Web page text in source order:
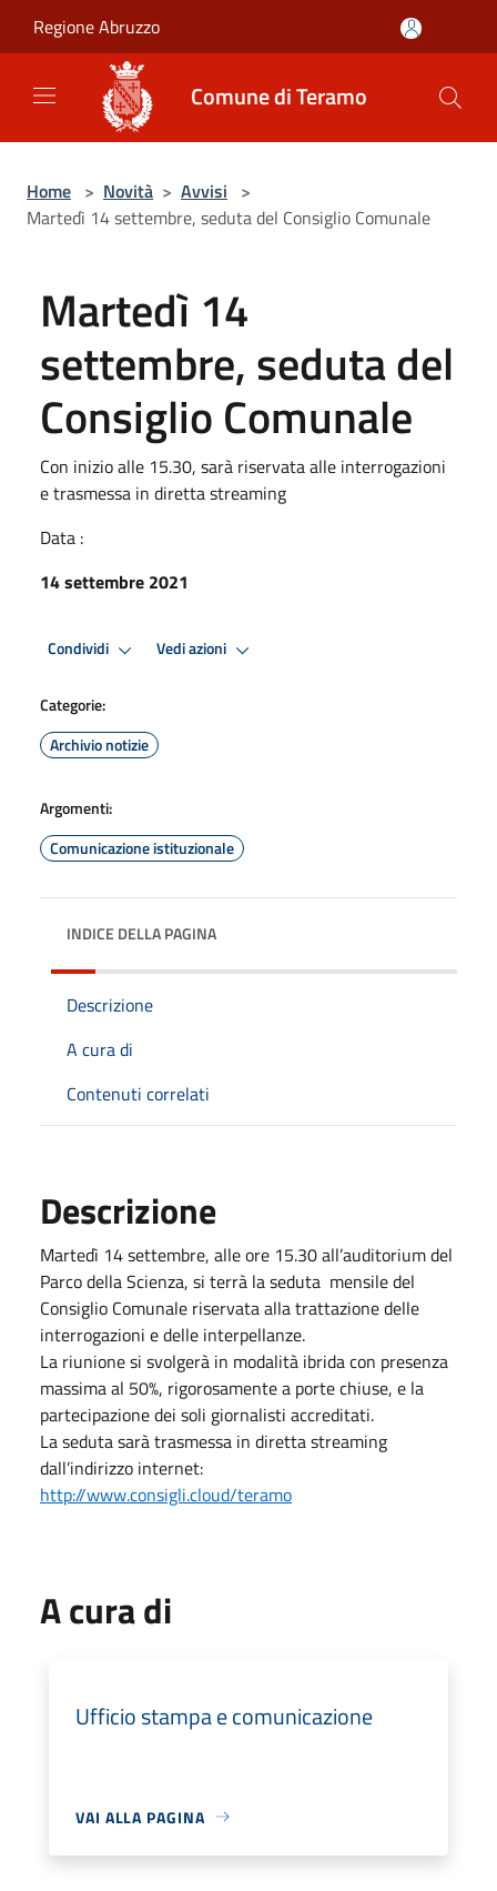
Regione Abruzzo
Comune di Teramo
Home > Novità > Avvisi >
Martedì 14 settembre, seduta del Consiglio Comunale
Martedì 14
settembre, seduta del
Consiglio Comunale
Con inizio alle 15.30, sarà riservata alle interrogazioni
e trasmessa in diretta streaming
Data :
14 settembre 2021
Condividi Vedi azioni
Categorie:
Archivio notizie
Argomenti:
Comunicazione istituzionale
INDICE DELLA PAGINA
Descrizione
A cura di
Contenuti correlati
Descrizione
Martedì 14 settembre, alle ore 15.30 all’auditorium del
Parco della Scienza, si terrà la seduta mensile del
Consiglio Comunale riservata alla trattazione delle
interrogazioni e delle interpellanze.
La riunione si svolgerà in modalità ibrida con presenza
massima al 50%, rigorosamente a porte chiuse, e la
partecipazione dei soli giornalisti accreditati.
La seduta sarà trasmessa in diretta streaming
dall’indirizzo internet:
http://www.consigli.cloud/teramo
A cura di
Ufficio stampa e comunicazione
VAI ALLA PAGINA